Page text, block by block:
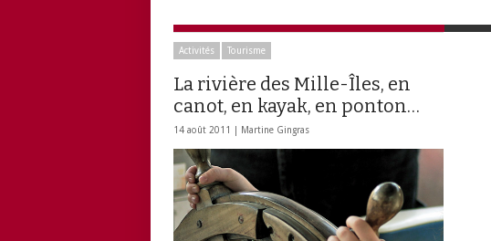
Activités Tourisme
La rivière des Mille-Îles, en
canot, en kayak, en ponton…
14 août 2011 | Martine Gingras